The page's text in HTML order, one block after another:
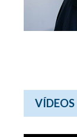
VÍDEOS